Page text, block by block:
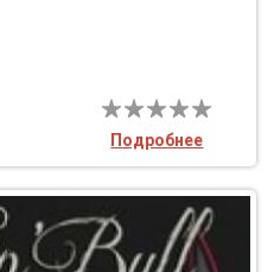
Подробнее